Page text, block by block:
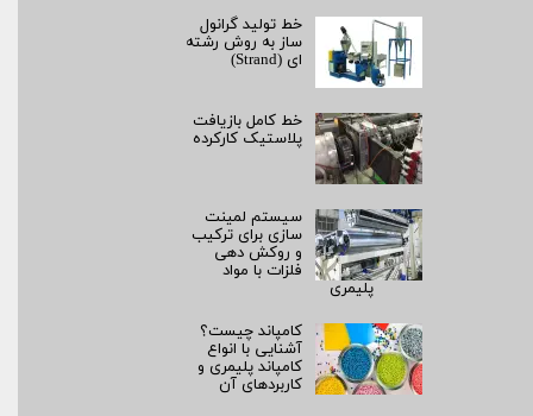
خط تولید گرانول
ساز به روش رشته‌
ای (Strand)
خط کامل بازیافت
پلاستیک کارکرده
سیستم لمینت‌
سازی برای ترکیب
و روکش‌ دهی
فلزات با مواد
پلیمری
کامپاند چیست؟
آشنایی با انواع
کامپاند پلیمری و
کاربردهای آن